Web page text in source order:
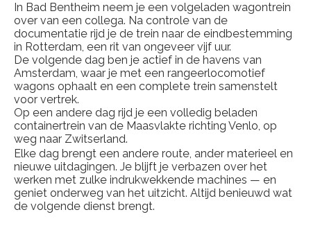
In Bad Bentheim neem je een volgeladen wagontrein
over van een collega. Na controle van de
documentatie rijd je de trein naar de eindbestemming
in Rotterdam, een rit van ongeveer vijf uur.
De volgende dag ben je actief in de havens van
Amsterdam, waar je met een rangeerlocomotief
wagons ophaalt en een complete trein samenstelt
voor vertrek.
Op een andere dag rijd je een volledig beladen
containertrein van de Maasvlakte richting Venlo, op
weg naar Zwitserland.
Elke dag brengt een andere route, ander materieel en
nieuwe uitdagingen. Je blijft je verbazen over het
werken met zulke indrukwekkende machines — en
geniet onderweg van het uitzicht. Altijd benieuwd wat
de volgende dienst brengt.